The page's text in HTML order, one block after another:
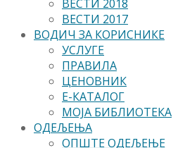
ВЕСТИ 2018
ВЕСТИ 2017
ВОДИЧ ЗА КОРИСНИКЕ
УСЛУГЕ
ПРАВИЛА
ЦЕНОВНИК
Е-КАТАЛОГ
МОЈА БИБЛИОТЕКА
ОДЕЉЕЊА
ОПШТЕ ОДЕЉЕЊЕ